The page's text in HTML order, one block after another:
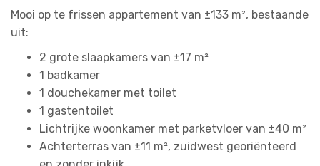
Mooi op te frissen appartement van ±133 m², bestaande
uit:
2 grote slaapkamers van ±17 m²
1 badkamer
1 douchekamer met toilet
1 gastentoilet
Lichtrijke woonkamer met parketvloer van ±40 m²
Achterterras van ±11 m², zuidwest georiënteerd